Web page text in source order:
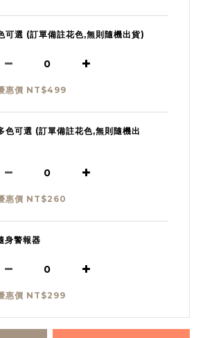
可選 (訂單備註花色,無則隨機出貨)
惠價 NT$499
色可選 (訂單備註花色,無則隨機出
惠價 NT$260
身警報器
惠價 NT$299